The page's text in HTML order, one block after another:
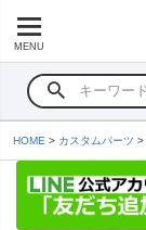
MENU
HOME カスタムパーツ